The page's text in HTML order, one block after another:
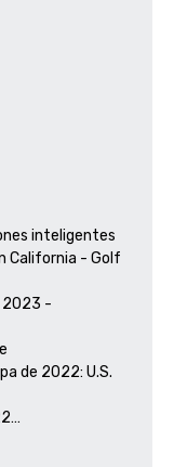
inteligentes
California - Golf
2023 -
de 2022: U.S.
- Tripadvisor